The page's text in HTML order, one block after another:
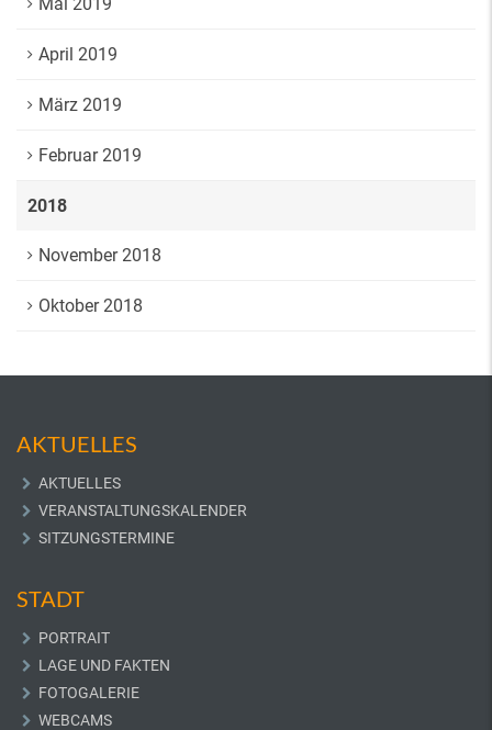
April 2019
März 2019
Februar 2019
2018
November 2018
Oktober 2018
AKTUELLES
AKTUELLES
VERANSTALTUNGSKALENDER
SITZUNGSTERMINE
STADT
PORTRAIT
LAGE UND FAKTEN
FOTOGALERIE
WEBCAMS